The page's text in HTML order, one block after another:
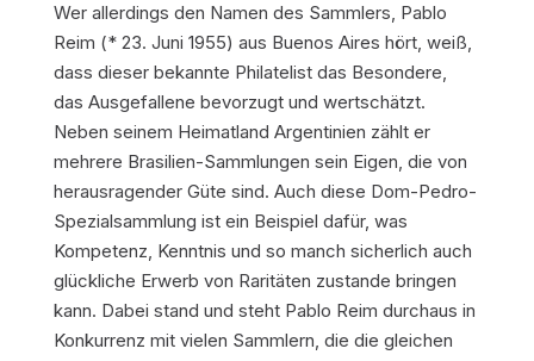
Wer allerdings den Namen des Sammlers, Pablo
Reim (* 23. Juni 1955) aus Buenos Aires hört, weiß,
dass dieser bekannte Philatelist das Besondere,
das Ausgefallene bevorzugt und wertschätzt.
Neben seinem Heimatland Argentinien zählt er
mehrere Brasilien-Sammlungen sein Eigen, die von
herausragender Güte sind. Auch diese Dom-Pedro-
Spezialsammlung ist ein Beispiel dafür, was
Kompetenz, Kenntnis und so manch sicherlich auch
glückliche Erwerb von Raritäten zustande bringen
kann. Dabei stand und steht Pablo Reim durchaus in
Konkurrenz mit vielen Sammlern, die die gleichen